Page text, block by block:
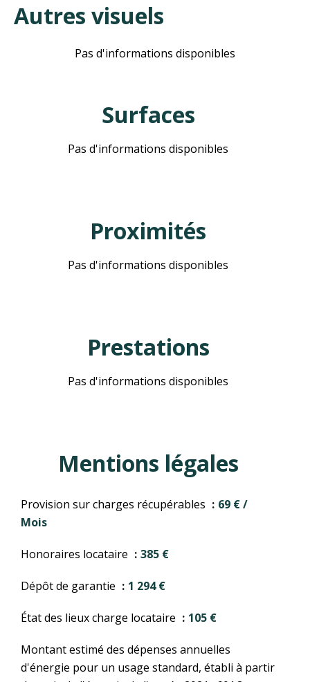
Autres visuels
Pas d'informations disponibles
Surfaces
Pas d'informations disponibles
Proximités
Pas d'informations disponibles
Prestations
Pas d'informations disponibles
Mentions légales
Provision sur charges récupérables
69 € /
Mois
Honoraires locataire 385 €
Dépôt de garantie 1 294 €
État des lieux charge locataire 105 €
Montant estimé des dépenses annuelles
d'énergie pour un usage standard, établi à partir